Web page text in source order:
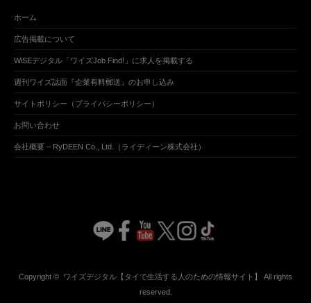
ホーム
広告掲載について
WiSEデジタル「ワイズJob Find!」に求人を掲載する
週刊ワイズ誌面『企業有料郵送』のお申し込み
サイトポリシー（プライバシーポリシー）
お問い合わせ
会社概要 – RyDEEN Co., Ltd.（ライディーン株式会社）
Copyright © ワイズデジタル【タイで生活する人のための情報サイト】
All rights
reserved.